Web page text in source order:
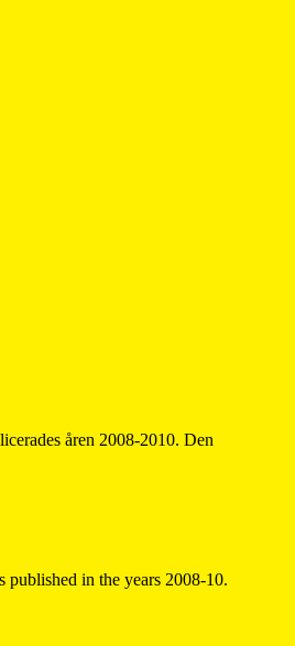
åren 2008-2010. Den
in the years 2008-10.